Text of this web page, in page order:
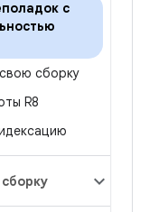
с
сборку
R8